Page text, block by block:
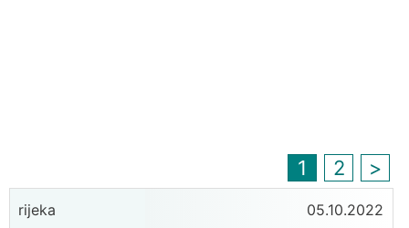
1 2 >
rijeka 05.10.2022